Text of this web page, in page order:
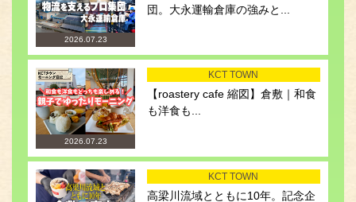
2026.07.23
団。大永運輸倉庫の強みと...
2026.07.23
KCT TOWN
【roastery cafe 縮図】倉敷｜和食
も洋食も...
KCT TOWN
高梁川流域とともに10年。記念企